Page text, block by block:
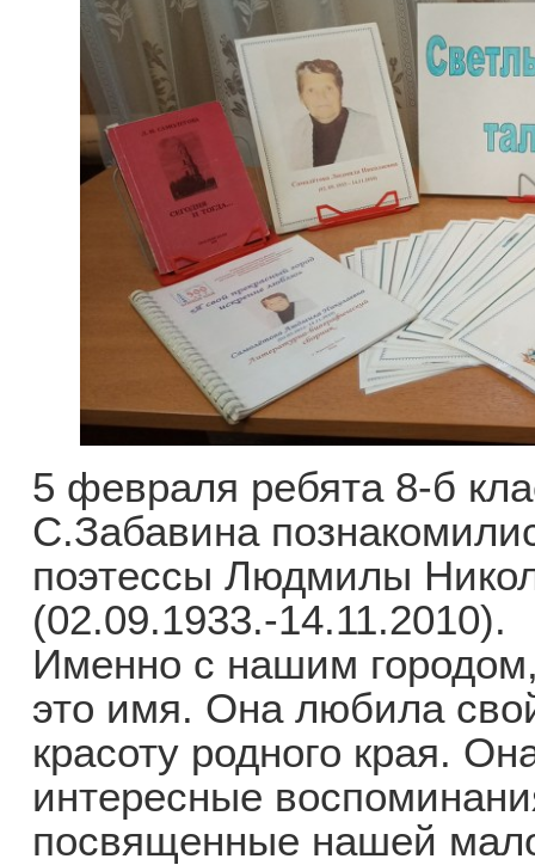
5 февраля ребята 8-б
С.Забавина
поэтессы Людмилы
(02.09.1933.-14.11.2010).
Именно с нашим
это имя. Она любила
красоту родного края.
интересные
посвященные нашей